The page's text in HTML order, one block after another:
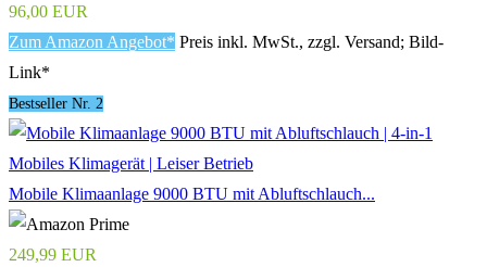
96,00 EUR
Zum Amazon Angebot* Preis inkl. MwSt., zzgl. Versand; Bild-
Link*
Bestseller Nr. 2
Mobile Klimaanlage 9000 BTU mit Abluftschlauch...
249,99 EUR